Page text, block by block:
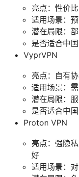
亮点：性价
适用场景：
潜在局限：
是否适合中
VyprVPN
亮点：自有
适用场景：
潜在局限：
是否适合中
Proton VPN
亮点：强隐
好
适用场景：